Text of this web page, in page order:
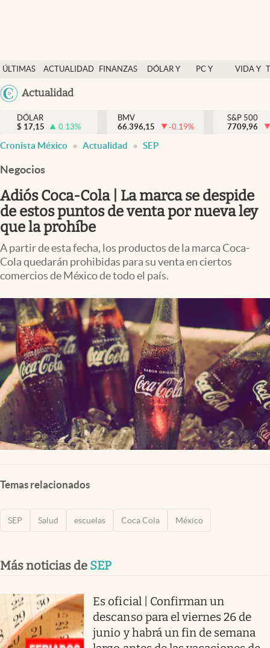
ÚLTIMAS
NOTICIAS
ACTUALIDAD
FINANZAS
DÓLAR Y
PC Y
VIDA Y
México
Actualidad
Actualidad
Finanzas y economía
Dólar y mercados
Pc y celular
Vida y estilo
Tv
Clima
Espiritualidad
Mediakit
abre en nueva pestaña
México
DÓLAR
$ 17,15 0.13%
BMV
66.396,15
-0.19%
S&P 500
7709,96
Cronista México Actualidad SEP
Negocios
Adiós Coca-Cola | La marca se despide
de estos puntos de venta por nueva ley
que la prohíbe
A partir de esta fecha, los productos de la marca Coca-
Cola quedarán prohibidas para su venta en ciertos
comercios de México de todo el país.
Temas relacionados
SEP Salud escuelas Coca Cola México
Más noticias de SEP
Es oficial | Confirman un
descanso para el viernes 26 de
junio y habrá un fin de semana